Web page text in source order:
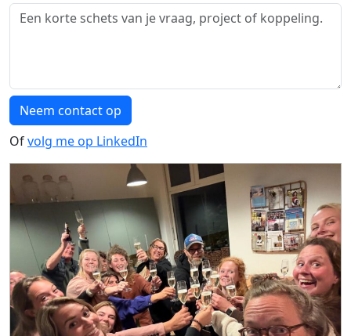
Neem contact op
Ofvolg me op LinkedIn
Photos for Oerol